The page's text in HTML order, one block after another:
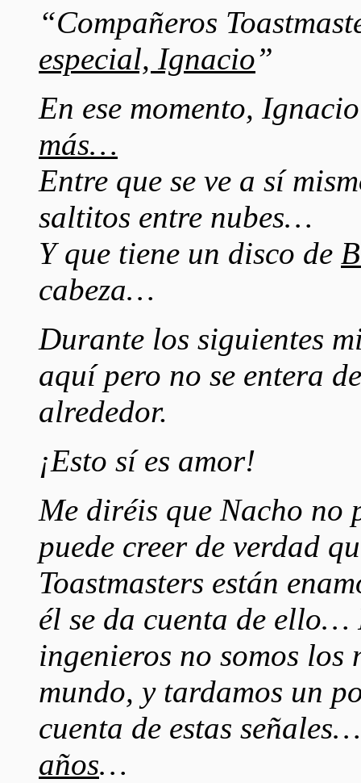
“Compañeros
especial, Ignacio”
En ese momento,
más…
Entre que se ve a sí
saltitos entre nubes…
Y que tiene un disco de
cabeza…
Durante los siguientes
aquí pero no se entera
alrededor.
¡Esto sí es amor!
Me diréis que Nacho no
puede creer de verdad
Toastmasters están
él se da cuenta de ello…
ingenieros no somos los
mundo, y tardamos un
cuenta de estas
años…